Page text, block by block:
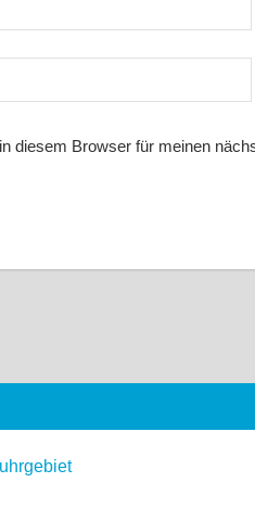
diesem Browser für meinen